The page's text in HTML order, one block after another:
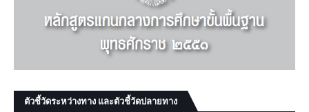
ตัวชี้วัดระหว่างทาง และตัวชี้วัดปลายทาง